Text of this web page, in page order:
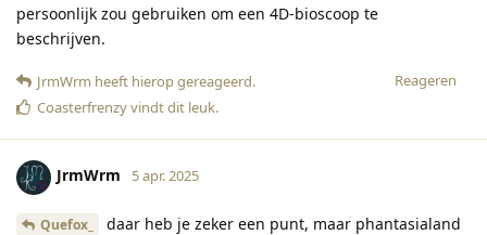
persoonlijk zou gebruiken om een 4D-bioscoop te
beschrijven.
Reageren
JrmWrm heeft hierop gereageerd.
Coasterfrenzyvindt dit leuk.
JrmWrm 5 apr. 2025
Quefox_
daar heb je zeker een punt, maar phantasialand